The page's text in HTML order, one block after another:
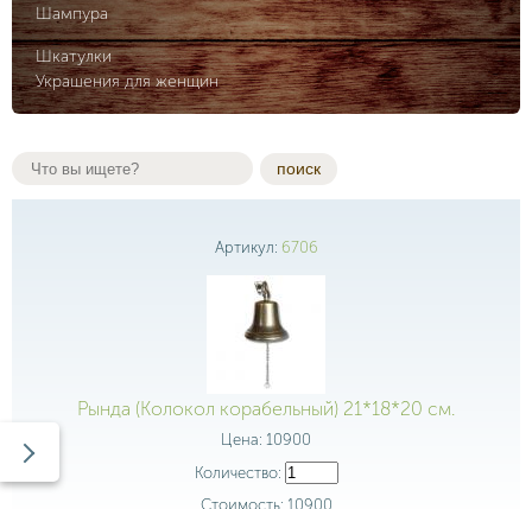
Шампура
Шкатулки
Украшения для женщин
поиск
Артикул: 6706
Рында (Колокол корабельный) 21*18*20 см.
Цена: 10900
Количество:
Стоимость: 10900